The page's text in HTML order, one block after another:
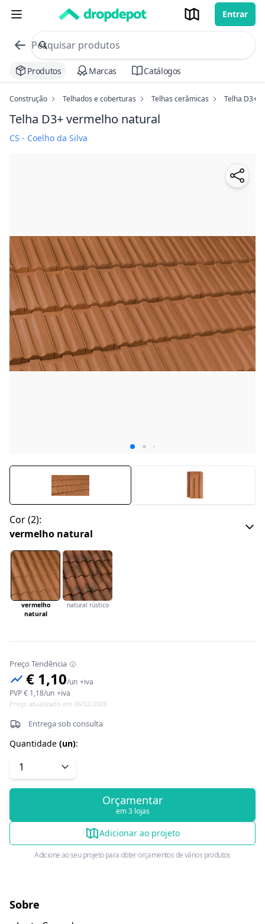
Entrar
commerce search no header
Procurar
Produtos Marcas Catálogos
Construção Telhados e coberturas Telhas cerâmicas Telha D3+
Telha D3+vermelho natural
CS - Coelho da Silva
Cor(2):
vermelho natural
vermelho
natural
natural rústico
Preço Tendência
€ 1,10/un +iva
PVP€ 1,18/un +iva
Preço atualizado em 06/02/2026
Entrega sob consulta
Quantidade (un):
Orçamentar
em 3 lojas
Adicionar ao projeto
Adicione ao seu projeto para obter orçamentos de vários produtos
Sobre